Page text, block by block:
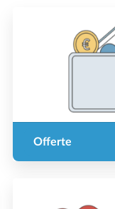
Offerte